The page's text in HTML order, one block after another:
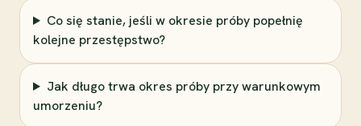
Co się stanie, jeśli w okresie próby popełnię
kolejne przestępstwo?
Jak długo trwa okres próby przy warunkowym
umorzeniu?